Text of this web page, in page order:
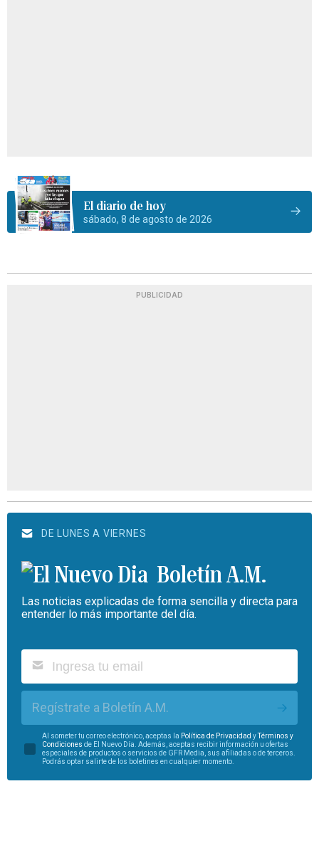
El diario de hoy
sábado, 8 de agosto de 2026
PUBLICIDAD
DE LUNES A VIERNES
Boletín A.M.
Las noticias explicadas de forma sencilla y directa para
entender lo más importante del día.
Regístrate a Boletín A.M.
Al someter tu correo electrónico, aceptas la Política de Privacidad y
Términos y
Condiciones de El Nuevo Día. Además, aceptas recibir información u ofertas
especiales de productos o servicios de GFR Media, sus afiliadas o de terceros.
Podrás optar salirte de los boletines en cualquier momento.